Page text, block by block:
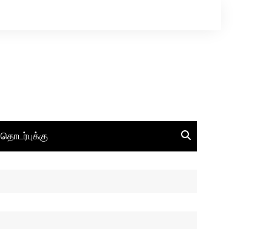
தொடர்புக்கு